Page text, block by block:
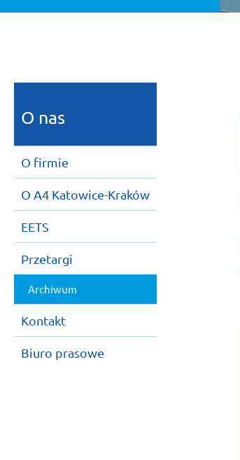
O nas
O firmie
O A4 Katowice-Kraków
EETS
Przetargi
Archiwum
Kontakt
Biuro prasowe